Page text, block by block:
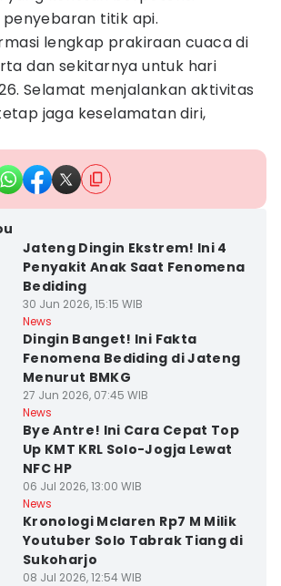
titik api.
lengkap prakiraan cuaca di
dan sekitarnya untuk hari
Selamat menjalankan aktivitas
jaga keselamatan diri,
Jateng Dingin Ekstrem! Ini 4
Penyakit Anak Saat Fenomena
Bediding
30 Jun 2026, 15:15 WIB
News
Dingin Banget! Ini Fakta
Fenomena Bediding di Jateng
Menurut BMKG
27 Jun 2026, 07:45 WIB
News
Bye Antre! Ini Cara Cepat Top
Up KMT KRL Solo-Jogja Lewat
NFC HP
06 Jul 2026, 13:00 WIB
News
Kronologi Mclaren Rp7 M Milik
Youtuber Solo Tabrak Tiang di
Sukoharjo
08 Jul 2026, 12:54 WIB